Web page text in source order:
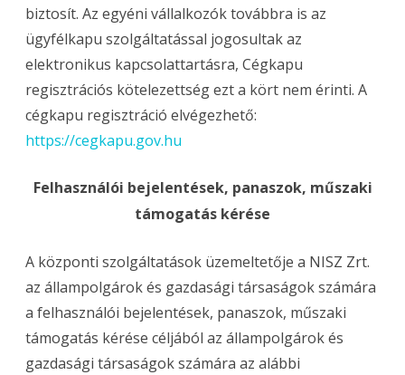
biztosít. Az egyéni vállalkozók továbbra is az
ügyfélkapu szolgáltatással jogosultak az
elektronikus kapcsolattartásra, Cégkapu
regisztrációs kötelezettség ezt a kört nem érinti. A
cégkapu regisztráció elvégezhető:
https://cegkapu.gov.hu
Felhasználói bejelentések, panaszok, műszaki
támogatás kérése
A központi szolgáltatások üzemeltetője a NISZ Zrt.
az állampolgárok és gazdasági társaságok számára
a felhasználói bejelentések, panaszok, műszaki
támogatás kérése céljából az állampolgárok és
gazdasági társaságok számára az alábbi